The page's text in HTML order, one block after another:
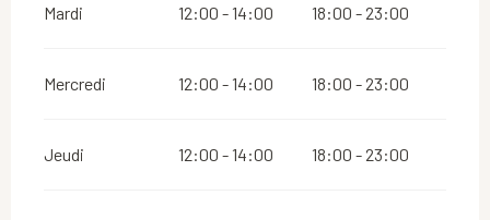
Mardi 12:00 - 14:00 18:00 - 23:00
Mercredi 12:00 - 14:00 18:00 - 23:00
Jeudi 12:00 - 14:00 18:00 - 23:00